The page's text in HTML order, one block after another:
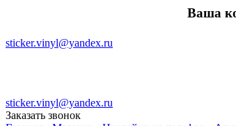
Ваша
sticker.vinyl@yandex.ru
sticker.vinyl@yandex.ru
Заказать звонок